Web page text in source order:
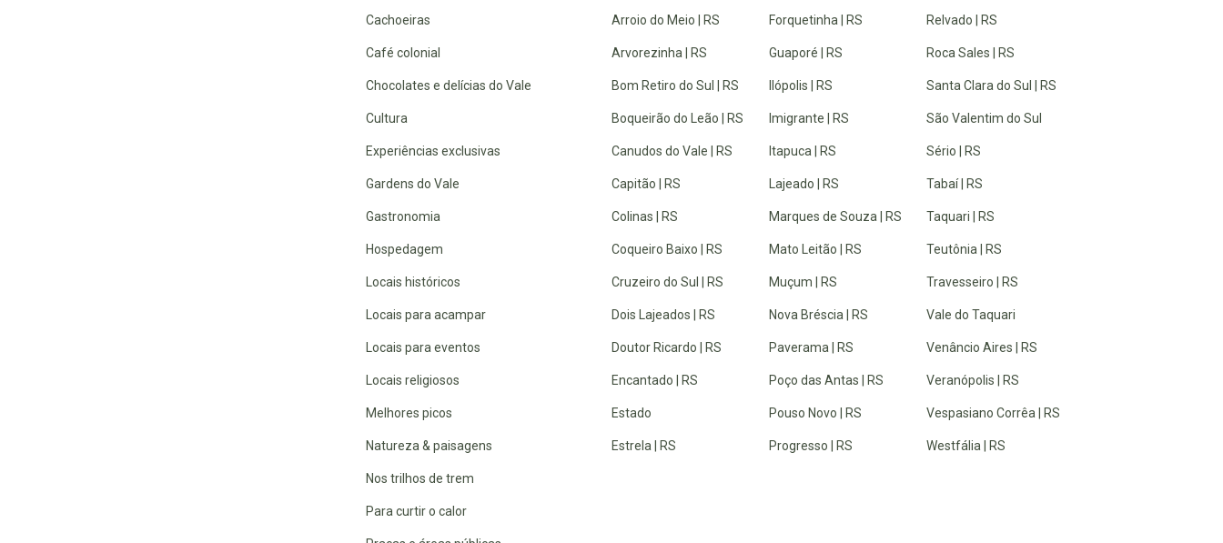
Cachoeiras
Café colonial
Chocolates e delícias do Vale
Cultura
Experiências exclusivas
Gardens do Vale
Gastronomia
Hospedagem
Locais históricos
Locais para acampar
Locais para eventos
Locais religiosos
Melhores picos
Natureza & paisagens
Nos trilhos de trem
Para curtir o calor
Arroio do Meio | RS
Arvorezinha | RS
Bom Retiro do Sul | RS
Boqueirão do Leão | RS
Canudos do Vale | RS
Capitão | RS
Colinas | RS
Coqueiro Baixo | RS
Cruzeiro do Sul | RS
Dois Lajeados | RS
Doutor Ricardo | RS
Encantado | RS
Estado
Estrela | RS
Forquetinha | RS
Guaporé | RS
Ilópolis | RS
Imigrante | RS
Itapuca | RS
Lajeado | RS
Marques de Souza | RS
Mato Leitão | RS
Muçum | RS
Nova Bréscia | RS
Paverama | RS
Poço das Antas | RS
Pouso Novo | RS
Progresso | RS
Relvado | RS
Roca Sales | RS
Santa Clara do Sul | RS
São Valentim do Sul
Sério | RS
Tabaí | RS
Taquari | RS
Teutônia | RS
Travesseiro | RS
Vale do Taquari
Venâncio Aires | RS
Veranópolis | RS
Vespasiano Corrêa | RS
Westfália | RS